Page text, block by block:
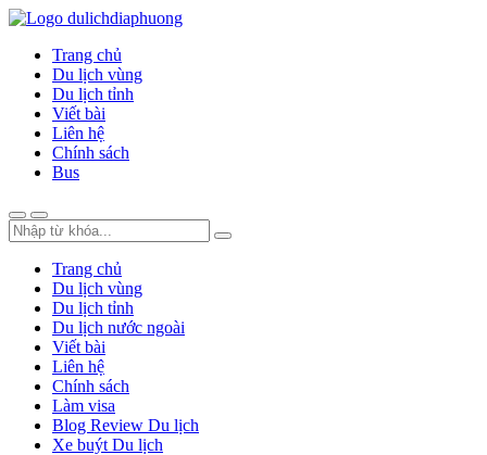
Trang chủ
Du lịch vùng
Du lịch tỉnh
Viết bài
Liên hệ
Chính sách
Bus
Trang chủ
Du lịch vùng
Du lịch tỉnh
Du lịch nước ngoài
Viết bài
Liên hệ
Chính sách
Làm visa
Blog Review Du lịch
Xe buýt Du lịch